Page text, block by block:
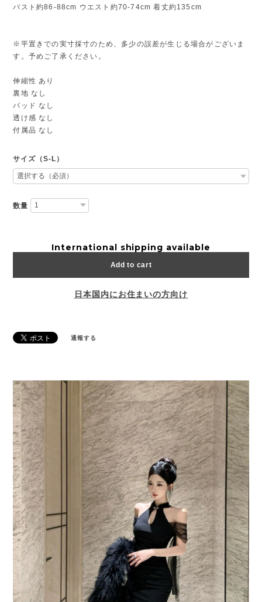
バスト約86-88cm ウエスト約70-74cm 着丈約135cm
※平置きでの実寸採寸のため、多少の誤差が生じる場合がございま
す。予めご了承ください。
伸縮性 あり
裏地 なし
パッド なし
透け感 なし
付属品 なし
サイズ（S-L）
数量
International shipping available
Add to cart
日本国内にお住まいの方向け
通報する